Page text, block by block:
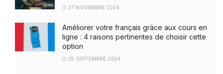
27 NOVEMBRE 2024
Améliorer votre français grâce aux cours en
ligne : 4 raisons pertinentes de choisir cette
option
25 SEPTEMBRE 2024